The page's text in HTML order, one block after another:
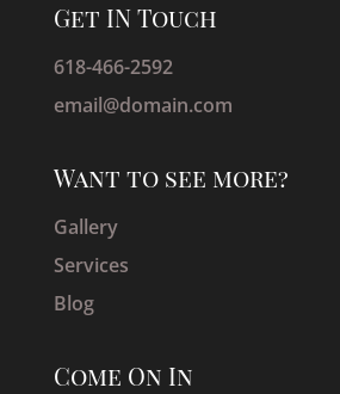
Get IN Touch
618-466-2592
email@domain.com
Want to see more?
Gallery
Services
Blog
Come On In